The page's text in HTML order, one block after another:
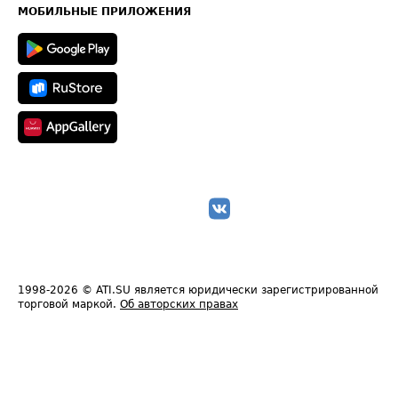
Техническая информация
МОБИЛЬНЫЕ ПРИЛОЖЕНИЯ
1998-2026 © ATI.SU является юридически зарегистрированной
торговой маркой. Об авторских правах